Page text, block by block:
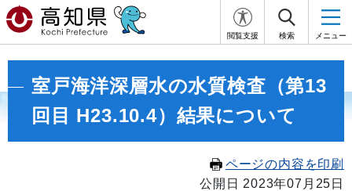
閲覧支援 検索 メニュー
室戸海洋深層水の水質検査（第13
回目 H23.10.4）結果について
ページの内容を印刷
公開日 2023年07月25日